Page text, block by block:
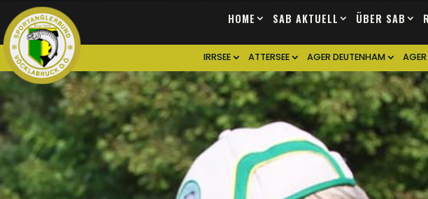
HOME SAB AKTUELL ÜBER SAB
IRRSEE ATTERSEE AGER DEUTENHAM AGER